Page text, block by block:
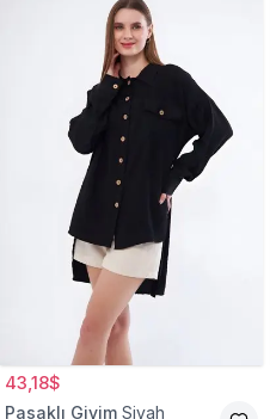
43,18$
Pasaklı Giyim Siyah